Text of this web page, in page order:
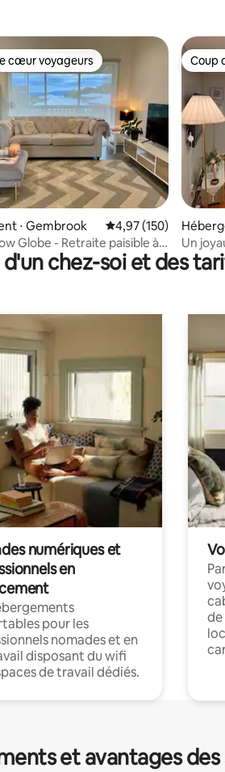
base de 150 commentaires : 4,92 sur 5
cœur voyageurs les plus appréciés
cœur voyageurs
⋅ Gembrook Évaluation moyenne
4,97 (150)
Globe - Retraite paisible à
Coup
Coup
Un
chez-soi et des
numériques et
en
pour les
nomades et en
disposant du wifi
de travail dédiés.
de
et avantages